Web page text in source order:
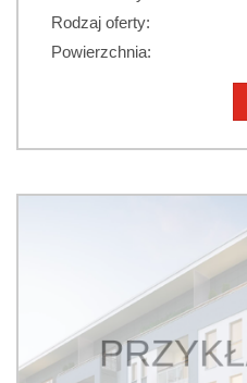
Rodzaj oferty:
Powierzchnia: